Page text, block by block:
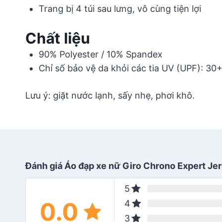
Trang bị 4 túi sau lưng, vô cùng tiện lợi
Chất liệu
90% Polyester / 10% Spandex
Chỉ số bảo vệ da khỏi các tia UV (UPF): 30+
Lưu ý: giặt nước lạnh, sấy nhẹ, phơi khô.
Đánh giá Áo đạp xe nữ Giro Chrono Expert
0.0
5
4
3